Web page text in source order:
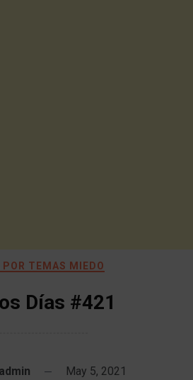
POR TEMAS MIEDO
Días #421
admin May 5, 2021